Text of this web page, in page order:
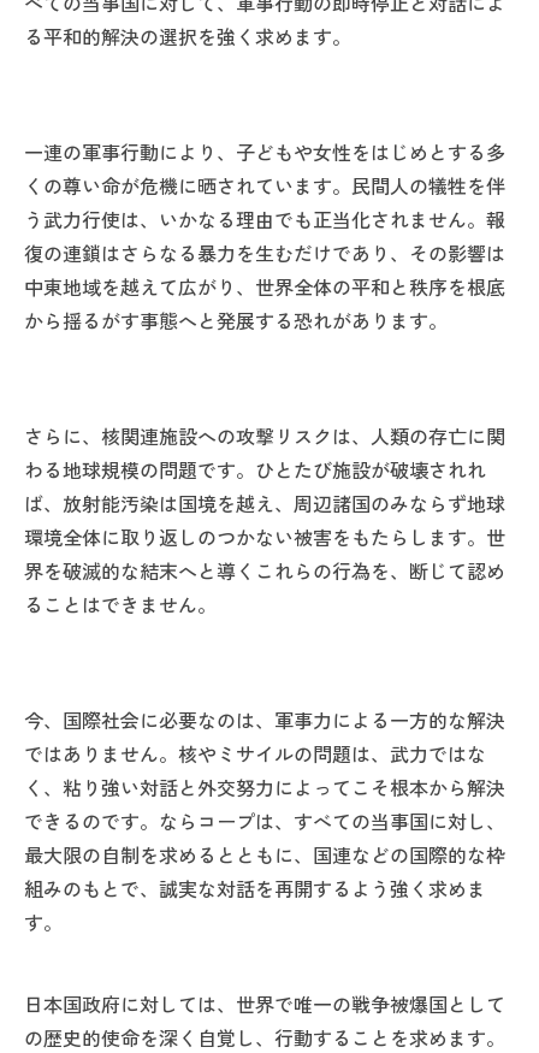
る平和的解決の選択を強く求めます。
一連の軍事行動により、子どもや女性をはじめとする多
くの尊い命が危機に晒されています。民間人の犠牲を伴
う武力行使は、いかなる理由でも正当化されません。報
復の連鎖はさらなる暴力を生むだけであり、その影響は
中東地域を越えて広がり、世界全体の平和と秩序を根底
から揺るがす事態へと発展する恐れがあります。
さらに、核関連施設への攻撃リスクは、人類の存亡に関
わる地球規模の問題です。ひとたび施設が破壊されれ
ば、放射能汚染は国境を越え、周辺諸国のみならず地球
環境全体に取り返しのつかない被害をもたらします。世
界を破滅的な結末へと導くこれらの行為を、断じて認め
ることはできません。
今、国際社会に必要なのは、軍事力による一方的な解決
ではありません。核やミサイルの問題は、武力ではな
く、粘り強い対話と外交努力によってこそ根本から解決
できるのです。ならコープは、すべての当事国に対し、
最大限の自制を求めるとともに、国連などの国際的な枠
組みのもとで、誠実な対話を再開するよう強く求めま
す。
日本国政府に対しては、世界で唯一の戦争被爆国として
の歴史的使命を深く自覚し、行動することを求めます。